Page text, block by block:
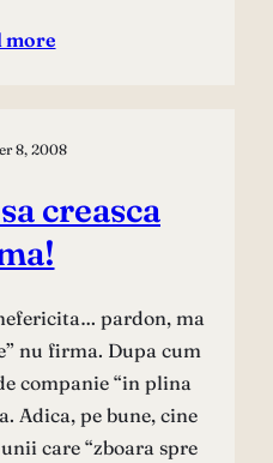
more
8, 2008
creasca
pardon, ma
nu firma. Dupa cum
companie “in plina
Adica, pe bune, cine
care “zboara spre